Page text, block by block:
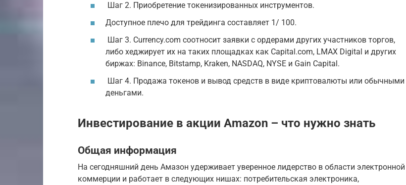
Шаг 2. Приобретение токенизированных инструментов.
Доступное плечо для трейдинга составляет 1/ 100.
Шаг 3. Currency.com соотносит заявки с ордерами других участников торгов,
либо хеджирует их на таких площадках как Capital.com, LMAX Digital и других
биржах: Binance, Bitstamp, Kraken, NASDAQ, NYSE и Gain Capital.
Шаг 4. Продажа токенов и вывод средств в виде криптовалюты или обычными
деньгами.
Инвестирование в акции Amazon – что нужно знать
Общая информация
На сегодняшний день Амазон удерживает уверенное лидерство в области электронной
коммерции и работает в следующих нишах: потребительская электроника,